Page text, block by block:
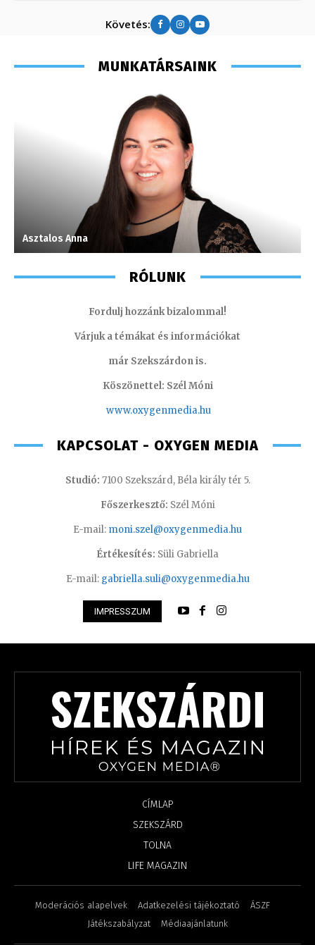
Követés:
MUNKATÁRSAINK
Asztalos Anna
RÓLUNK
Fordulj hozzánk bizalommal!
Várjuk a témákat és információkat
már Szekszárdon is.
Köszönettel: Szél Móni
www.oxygenmedia.hu
KAPCSOLAT - OXYGEN MEDIA
Studió: 7100 Szekszárd, Béla király tér 5.
Főszerkesztő: Szél Móni
E-mail: moni.szel@oxygenmedia.hu
Értékesítés: Süli Gabriella
E-mail: gabriella.suli@oxygenmedia.hu
IMPRESSZUM
CÍMLAP
SZEKSZÁRD
TOLNA
LIFE MAGAZIN
Moderációs alapelvek Adatkezelési tájékoztató
ÁSZF
Játékszabályzat
Médiaajánlatunk